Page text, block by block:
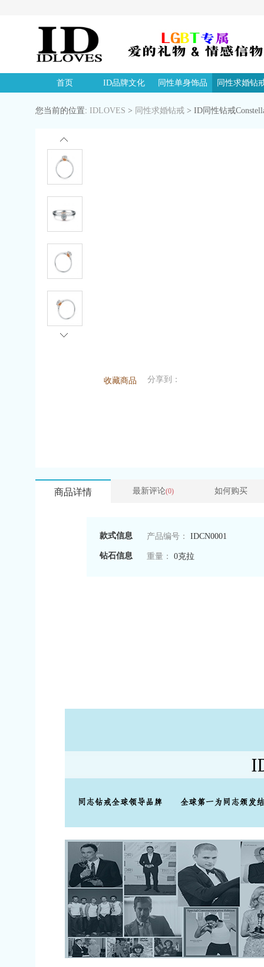
首页 ID品牌文化 同性单身饰品 同性求婚钻
您当前的位置: IDLOVES > 同性求婚钻戒 > ID同性钻戒
收藏商品 分享到：
商品详情 最新评论(0) 如何购买
款式信息 产品编号： IDCN0001
钻石信息 重量： 0克拉